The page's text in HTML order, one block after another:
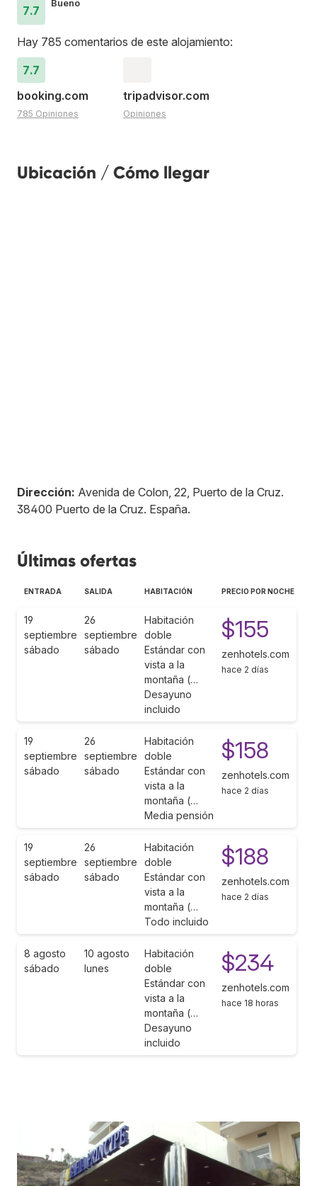
7.7
Bueno
Hay 785 comentarios de este alojamiento:
7.7
booking.com
785 Opiniones
tripadvisor.com
Opiniones
Ubicación / Cómo llegar
Dirección: Avenida de Colon, 22, Puerto de la Cruz.
38400 Puerto de la Cruz. España.
Últimas ofertas
ENTRADA SALIDA HABITACIÓN PRECIO POR NOCHE
19
septiembre
sábado
26
septiembre
sábado
Habitación
doble
Estándar con
vista a la
montaña (…
Desayuno
incluido
$155
zenhotels.com
hace 2 días
19
septiembre
sábado
26
septiembre
sábado
Habitación
doble
Estándar con
vista a la
montaña (…
Media pensión
$158
zenhotels.com
hace 2 días
19
septiembre
sábado
26
septiembre
sábado
Habitación
doble
Estándar con
vista a la
montaña (…
Todo incluido
$188
zenhotels.com
hace 2 días
8 agosto
sábado
10 agosto
lunes
Habitación
doble
Estándar con
vista a la
montaña (…
Desayuno
incluido
$234
zenhotels.com
hace 18 horas